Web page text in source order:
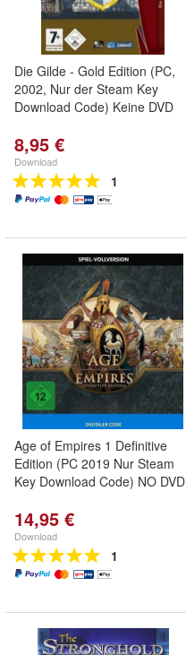
Die Gilde - Gold Edition (PC,
2002, Nur der Steam Key
Download Code) Keine DVD
8,95 €
Download
1
Age of Empires 1 Definitive
Edition (PC 2019 Nur Steam
Key Download Code) NO DVD
14,95 €
Download
1